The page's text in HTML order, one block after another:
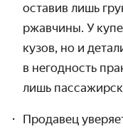
оставив лишь
ржавчины. У
кузов, но и
в негодность
лишь
Продавец